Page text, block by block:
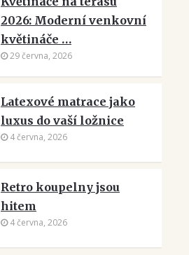
2026: Moderní venkovní
květináče …
29 června, 2026
Latexové matrace jako
luxus do vaší ložnice
4 června, 2026
Retro koupelny jsou
hitem
4 června, 2026